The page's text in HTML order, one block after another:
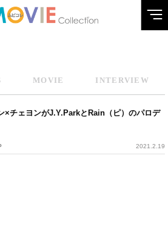
MOVIE INTERVIEW
×チェヨンがJ.Y.ParkとRain（ピ）のパロデ
2021.2.19